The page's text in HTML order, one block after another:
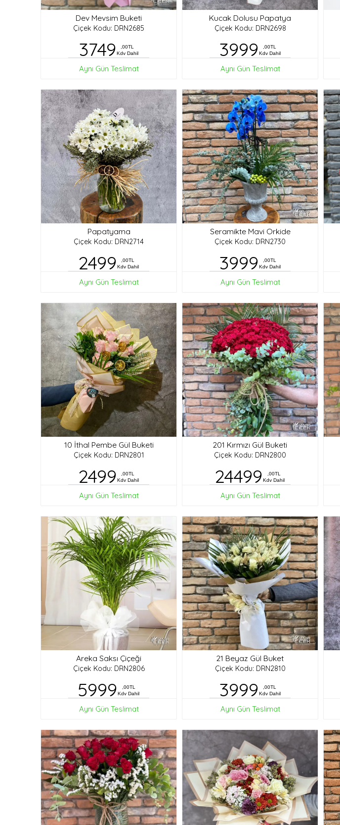
Dev Mevsim Buketi
Çiçek Kodu: DRN2685
3749
,00TL
Kdv Dahil
Aynı Gün Teslimat
Kucak Dolusu Papatya
Çiçek Kodu: DRN2698
3999
,00TL
Kdv Dahil
Aynı Gün Teslimat
Papatyama
Çiçek Kodu: DRN2714
2499
,00TL
Kdv Dahil
Aynı Gün Teslimat
Seramikte Mavi Orkide
Çiçek Kodu: DRN2730
3999
,00TL
Kdv Dahil
Aynı Gün Teslimat
10 İthal Pembe Gül Buketi
Çiçek Kodu: DRN2801
2499
,00TL
Kdv Dahil
Aynı Gün Teslimat
201 Kırmızı Gül Buketi
Çiçek Kodu: DRN2800
24499
,00TL
Kdv Dahil
Aynı Gün Teslimat
Areka Saksı Çiçeği
Çiçek Kodu: DRN2806
5999
,00TL
Kdv Dahil
Aynı Gün Teslimat
21 Beyaz Gül Buket
Çiçek Kodu: DRN2810
3999
,00TL
Kdv Dahil
Aynı Gün Teslimat